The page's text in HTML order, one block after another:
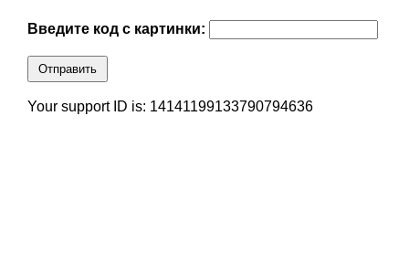
Введите код с картинки:
Отправить
Your support ID is: 14141199133790794636